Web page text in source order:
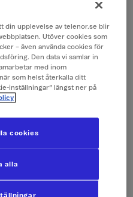
149 kr/dygn (0,1 GB)
(Surfpass)
19 kr/min
din upplevelse av telenor.se blir
Utöver cookies som
– även använda cookies för
Den data vi samlar in
med inom
som helst återkalla ditt
inställningar” längst ner på
alla
cookies